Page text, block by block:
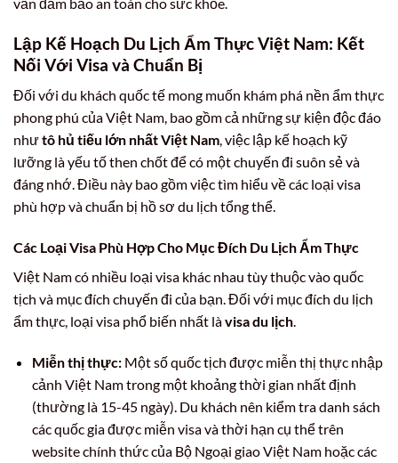
Lập Kế Hoạch Du Lịch Ẩm Thực Việt Nam: Kết
Nối Với Visa và Chuẩn Bị
Đối với du khách quốc tế mong muốn khám phá nền ẩm thực
phong phú của Việt Nam, bao gồm cả những sự kiện độc đáo
nhưtô hủ tiếu lớn nhất Việt Nam, việc lập kế hoạch kỹ
lưỡng là yếu tố then chốt để có một chuyến đi suôn sẻ và
đáng nhớ. Điều này bao gồm việc tìm hiểu về các loại visa
phù hợp và chuẩn bị hồ sơ du lịch tổng thể.
Các Loại Visa Phù Hợp Cho Mục Đích Du Lịch Ẩm Thực
Việt Nam có nhiều loại visa khác nhau tùy thuộc vào quốc
tịch và mục đích chuyến đi của bạn. Đối với mục đích du lịch
ẩm thực, loại visa phổ biến nhất làvisa du lịch.
Miễn thị thực:Một số quốc tịch được miễn thị thực nhập
cảnh Việt Nam trong một khoảng thời gian nhất định
(thường là 15-45 ngày). Du khách nên kiểm tra danh sách
các quốc gia được miễn visa và thời hạn cụ thể trên
website chính thức của Bộ Ngoại giao Việt Nam hoặc các